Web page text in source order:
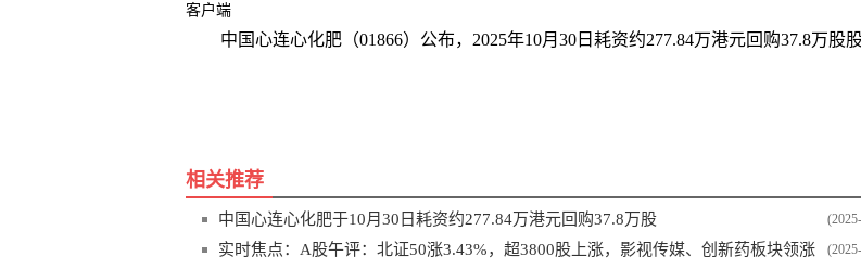
客户端
中国心连心化肥（01866）公布，2025年10月30日耗资约277.84万港元回购37.8万股股
相关推荐
中国心连心化肥于10月30日耗资约277.84万港元回购37.8万股
实时焦点：A股午评：北证50涨3.43%，超3800股上涨，影视传媒、创新药板块领涨